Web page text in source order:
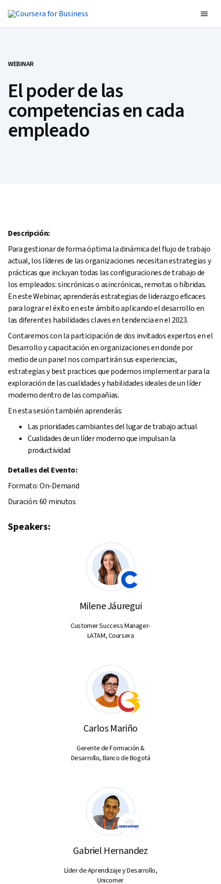
WEBINAR
El poder de las
competencias en cada
empleado
Descripción:
Para gestionar de forma óptima la dinámica del flujo de trabajo
actual, los líderes de las organizaciones necesitan estrategias y
prácticas que incluyan todas las configuraciones de trabajo de
los empleados: sincrónicas o asincrónicas, remotas o híbridas.
En este Webinar, aprenderás estrategias de liderazgo eficaces
para lograr el éxito en este ámbito aplicando el desarrollo en
las diferentes habilidades claves en tendencia en el 2023.
Contaremos con la participación de dos invitados expertos en el
Desarrollo y capacitación en organizaciones en donde por
medio de un panel nos compartirán sus experiencias,
estrategias y best practices que podemos implementar para la
exploración de las cualidades y habilidades ideales de un líder
moderno dentro de las compañias.
En esta sesión también aprenderás:
Las prioridades cambiantes del lugar de trabajo actual
Cualidades de un líder moderno que impulsan la
productividad
Detalles del Evento:
Formato: On-Demand
Duración: 60 minutos
Speakers:
Milene Jáuregui
Customer Success Manager-
LATAM, Coursera
Carlos Mariño
Gerente de Formación &
Desarrollo, Banco de Bogotá
Gabriel Hernandez
Líder de Aprendizaje y Desarrollo,
Unicomer